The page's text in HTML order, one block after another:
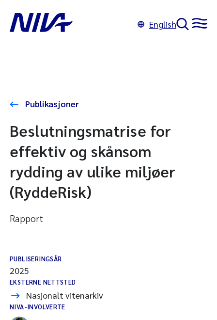
English
Publikasjoner
Beslutningsmatrise for
effektiv og skånsom
rydding av ulike miljøer
(RyddeRisk)
Rapport
PUBLISERINGSÅR
2025
EKSTERNE NETTSTED
Nasjonalt vitenarkiv
NIVA-INVOLVERTE